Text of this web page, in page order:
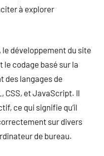
à explorer
développement du site
codage basé sur la
des langages de
CSS, et JavaScript. Il
ce qui signifie qu’il
sur divers
de bureau.